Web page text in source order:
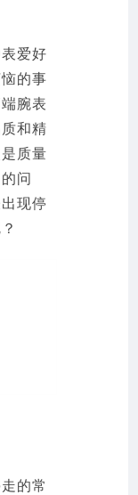
爱好
的事
腕表
和精
质量
问
现停
的常